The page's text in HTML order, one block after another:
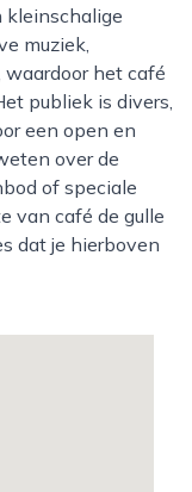
kleinschalige
muziek,
het café
publiek is divers,
een open en
over de
of speciale
van café de gulle
dat je hierboven